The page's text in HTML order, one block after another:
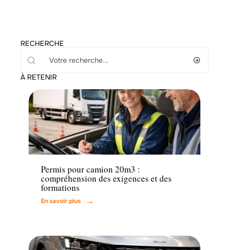
RECHERCHE
À RETENIR
Administratif
Permis pour camion 20m3 :
compréhension des exigences et des
formations
En savoir plus